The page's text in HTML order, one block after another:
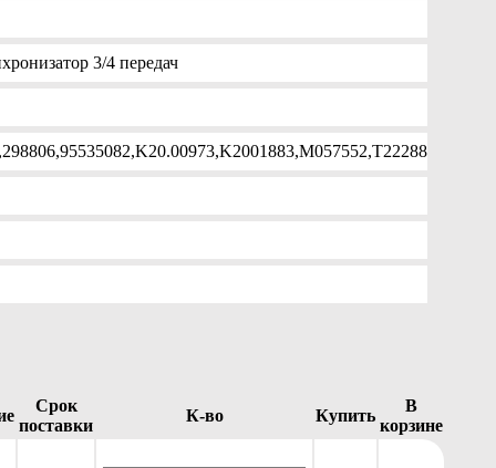
3/4 передач
Срок
поставки
К-во Купить
В
корзине